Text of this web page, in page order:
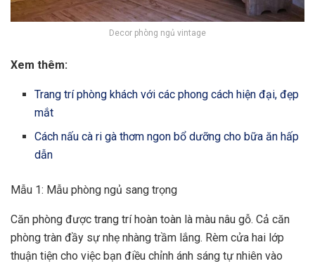
Decor phòng ngủ vintage
Xem thêm:
Trang trí phòng khách với các phong cách hiện đại, đẹp
mắt
Cách nấu cà ri gà thơm ngon bổ dưỡng cho bữa ăn hấp
dẫn
Mẫu 1: Mẫu phòng ngủ sang trọng
Căn phòng được trang trí hoàn toàn là màu nâu gỗ. Cả căn
phòng tràn đầy sự nhẹ nhàng trầm lắng. Rèm cửa hai lớp
thuận tiện cho việc bạn điều chỉnh ánh sáng tự nhiên vào